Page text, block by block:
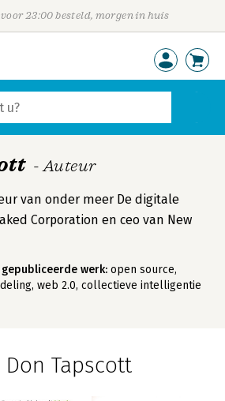
23:00 besteld, morgen in huis
- Auteur
van onder meer De digitale
Corporation en ceo van New
werk: open source,
web 2.0, collectieve intelligentie
Tapscott